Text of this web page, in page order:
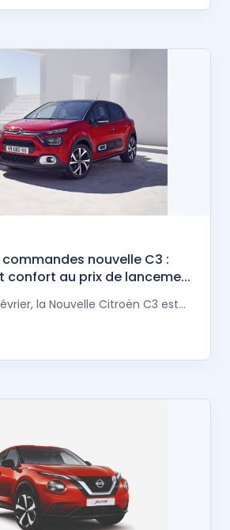
nouvelle C3 :
confort au prix de lanceme...
la Nouvelle Citroën C3 est...